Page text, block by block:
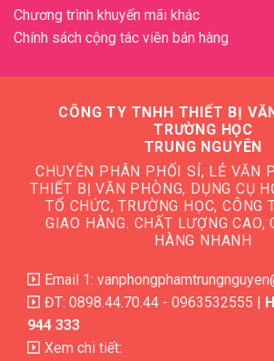
Chương trình khuyến mãi khác
Chính sách cộng tác viên bán hàng
CÔNG TY TNHH THIẾT BỊ
TRƯỜNG HỌC
TRUNG NGUYÊN
CHUYÊN PHÂN PHỐI SỈ, LẺ VĂN
THIẾT BỊ VĂN PHÒNG, DỤNG CỤ
TỔ CHỨC, TRƯỜNG HỌC, CÔNG
GIAO HÀNG. CHẤT LƯỢNG CAO,
HÀNG NHANH
Email 1:
ĐT: 0898.44.70.44 - 0963532555 |
944 333
Xem chi tiết: